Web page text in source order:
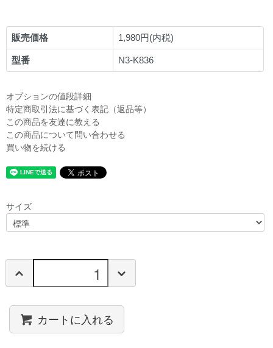
販売価格 1,980円(内税)
型番 N3-K836
オプションの値段詳細
特定商取引法に基づく表記（返品等）
この商品を友達に教える
この商品について問い合わせる
買い物を続ける
サイズ
カートに入れる